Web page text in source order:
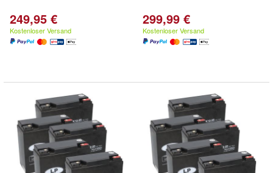
249,95 €
Kostenloser Versand
299,99 €
Kostenloser Versand